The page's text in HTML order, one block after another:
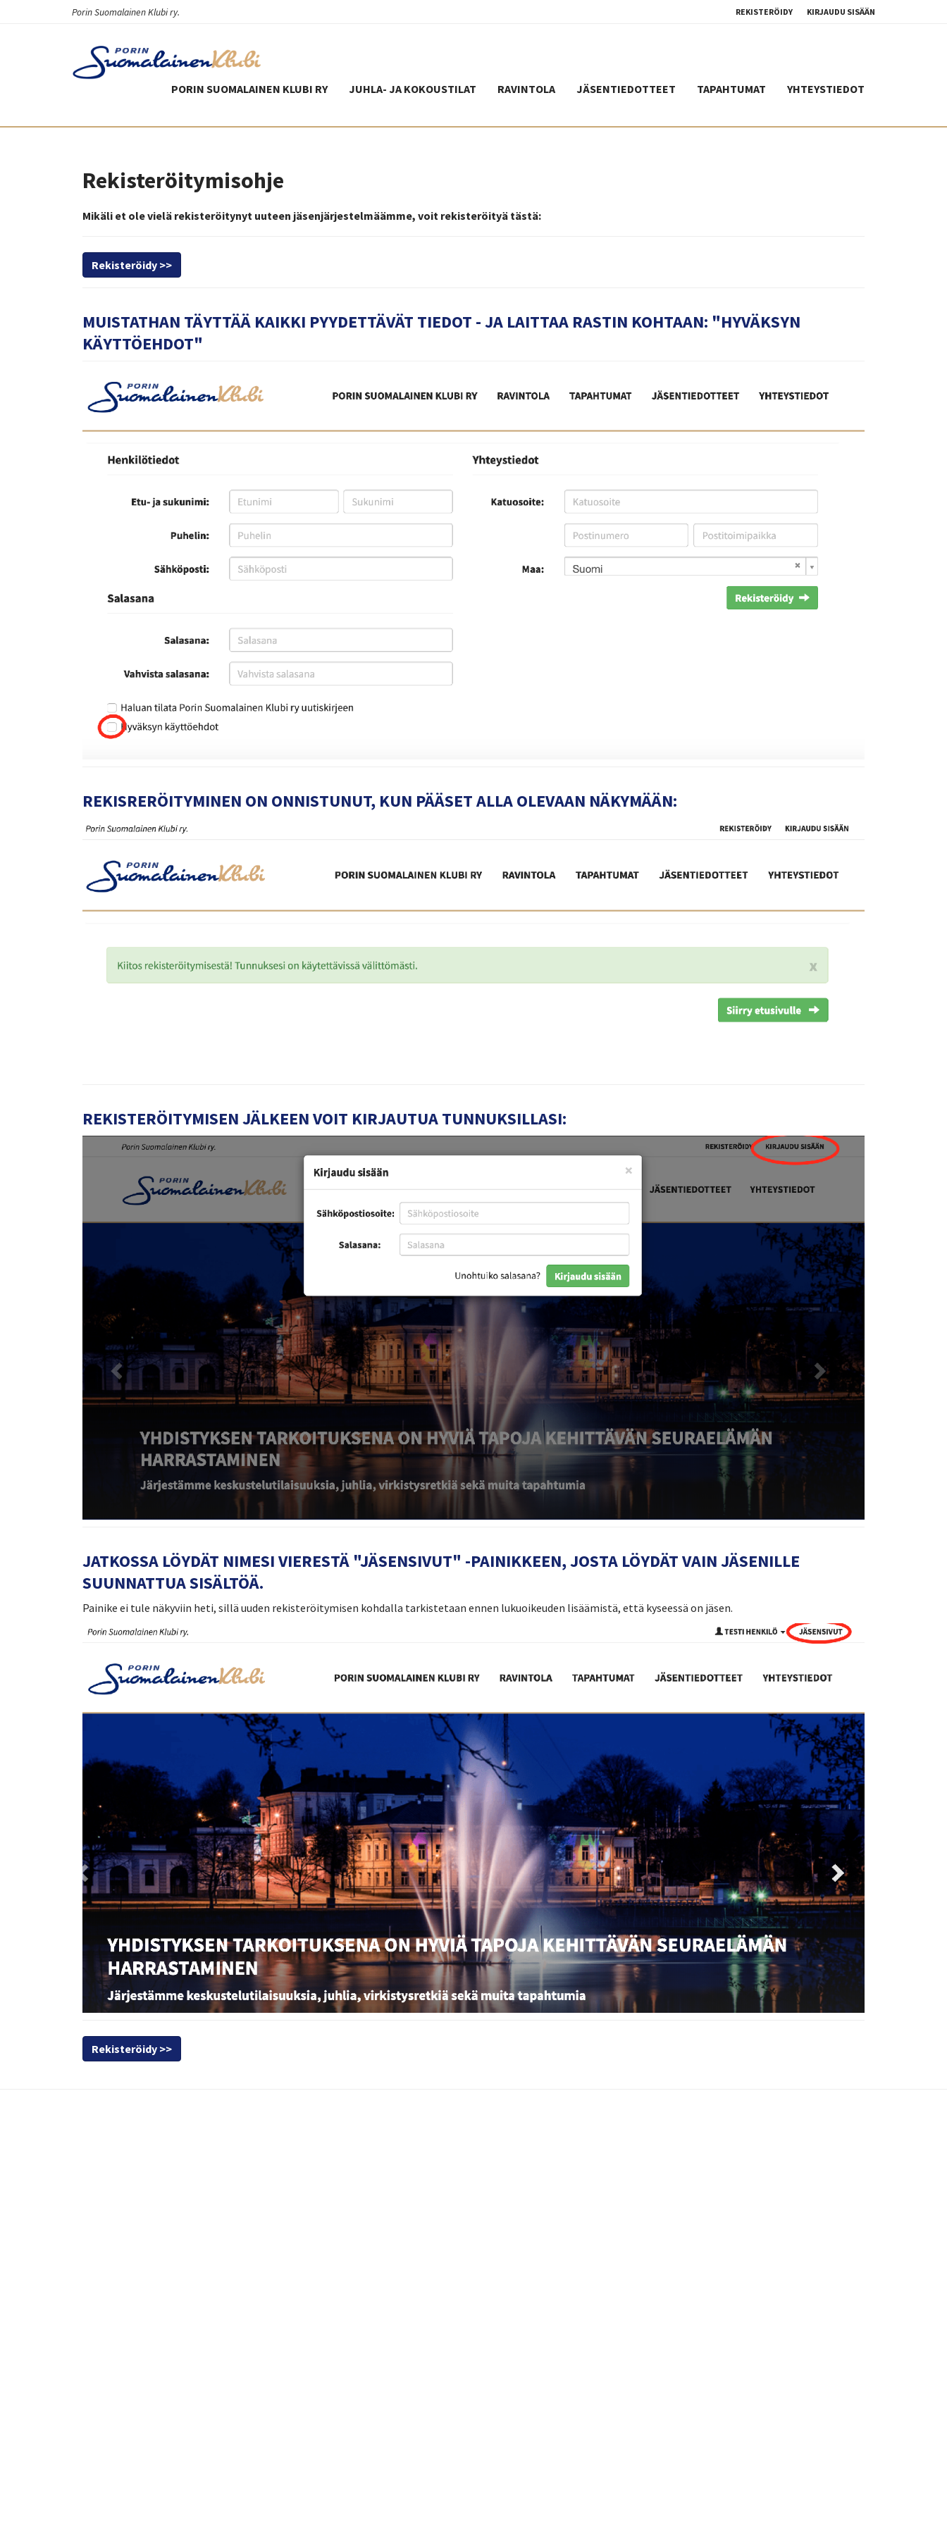
Porin Suomalainen Klubi ry. REKISTERÖIDY KIRJAUDU SISÄÄN
PORIN SUOMALAINEN KLUBI RY JUHLA- JA KOKOUSTILAT RAVINTOLA JÄSENTIEDOTTEET TAPAHTUMAT YHTEYSTIEDOT
Rekisteröitymisohje
Mikäli et ole vielä rekisteröitynyt uuteen jäsenjärjestelmäämme, voit rekisteröityä tästä:
Rekisteröidy >>
MUISTATHAN TÄYTTÄÄ KAIKKI PYYDETTÄVÄT TIEDOT - JA LAITTAA RASTIN KOHTAAN: "HYVÄKSYN
KÄYTTÖEHDOT"
REKISRERÖITYMINEN ON ONNISTUNUT, KUN PÄÄSET ALLA OLEVAAN NÄKYMÄÄN:
REKISTERÖITYMISEN JÄLKEEN VOIT KIRJAUTUA TUNNUKSILLASI:
JATKOSSA LÖYDÄT NIMESI VIERESTÄ "JÄSENSIVUT" -PAINIKKEEN, JOSTA LÖYDÄT VAIN JÄSENILLE
SUUNNATTUA SISÄLTÖÄ.
Painike ei tule näkyviin heti, sillä uuden rekisteröitymisen kohdalla tarkistetaan ennen lukuoikeuden lisäämistä, että kyseessä on jäsen.
Rekisteröidy >>